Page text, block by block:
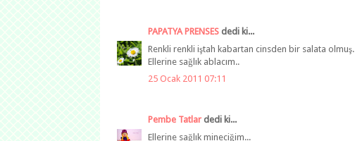
PAPATYA PRENSES dedi ki...
Renkli renkli iştah kabartan cinsden bir salata olmuş.
Ellerine sağlık ablacım..
25 Ocak 2011 07:11
Pembe Tatlar dedi ki...
Ellerine sağlık mineciğim...